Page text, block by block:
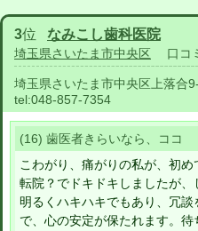
3位 なみこし歯科医院
埼玉県さいたま市中央区 口コ
埼玉県さいたま市中央区上落
tel:048-857-7354
(16) 歯医者きらいなら、コ
こわがり、痛がりの私が、初
転院？でドキドキしましたが、
明るくハキハキでもあり、冗
で、心の安定が保たれます。